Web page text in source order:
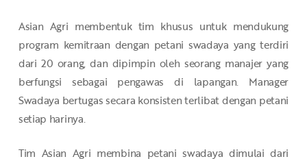
Asian Agri membentuk tim khusus untuk mendukung
program kemitraan dengan petani swadaya yang terdiri
dari 20 orang, dan dipimpin oleh seorang manajer yang
berfungsi sebagai pengawas di lapangan. Manager
Swadaya bertugas secara konsisten terlibat dengan petani
setiap harinya.
Tim Asian Agri membina petani swadaya dimulai dari